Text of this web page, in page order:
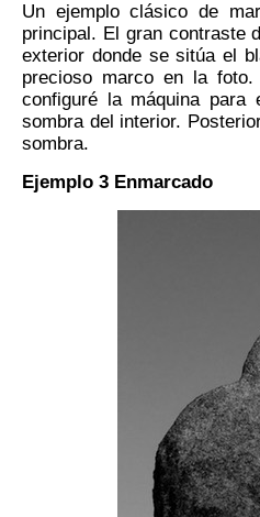
Un ejemplo clásico de
principal. El gran contraste
exterior donde se sitúa el
precioso marco en la
configuré la máquina
sombra del interior.
sombra.
Ejemplo 3 Enmarcado